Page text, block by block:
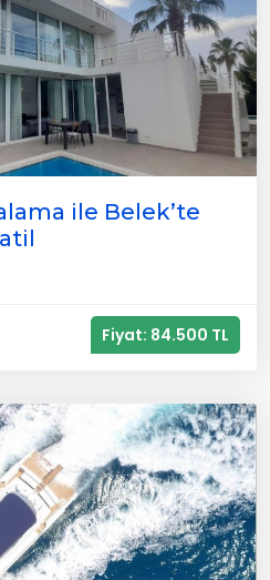
ile Belek’te
Fiyat: 84.500 TL